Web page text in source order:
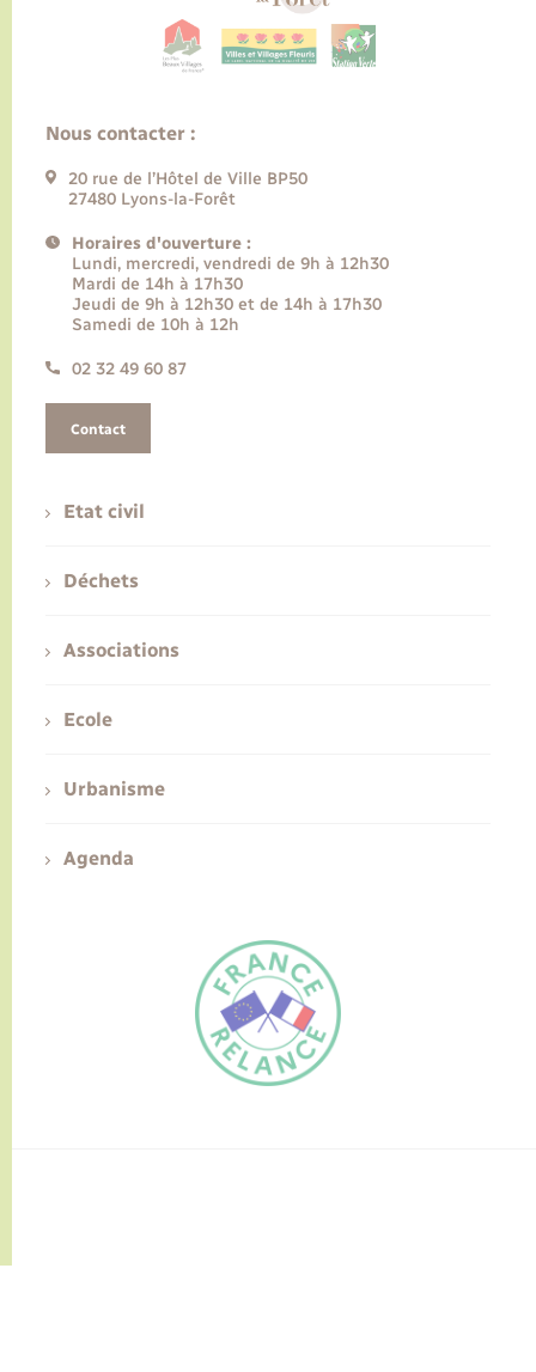
FR
Nous contacter :
20 rue de l’Hôtel de Ville BP50
27480 Lyons-la-Forêt
Horaires d'ouverture :
Lundi, mercredi, vendredi de 9h à 12h30
Mardi de 14h à 17h30
Jeudi de 9h à 12h30 et de 14h à 17h30
Samedi de 10h à 12h
02 32 49 60 87
Contact
Etat civil
Déchets
Associations
Ecole
Urbanisme
Agenda